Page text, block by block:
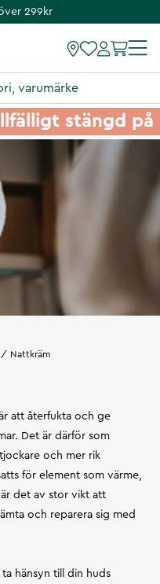
299kr
stängd
Nattkräm
att återfukta och ge
Det är därför som
och mer rik
för element som värme,
det av stor vikt att
och reparera sig med
hänsyn till din huds